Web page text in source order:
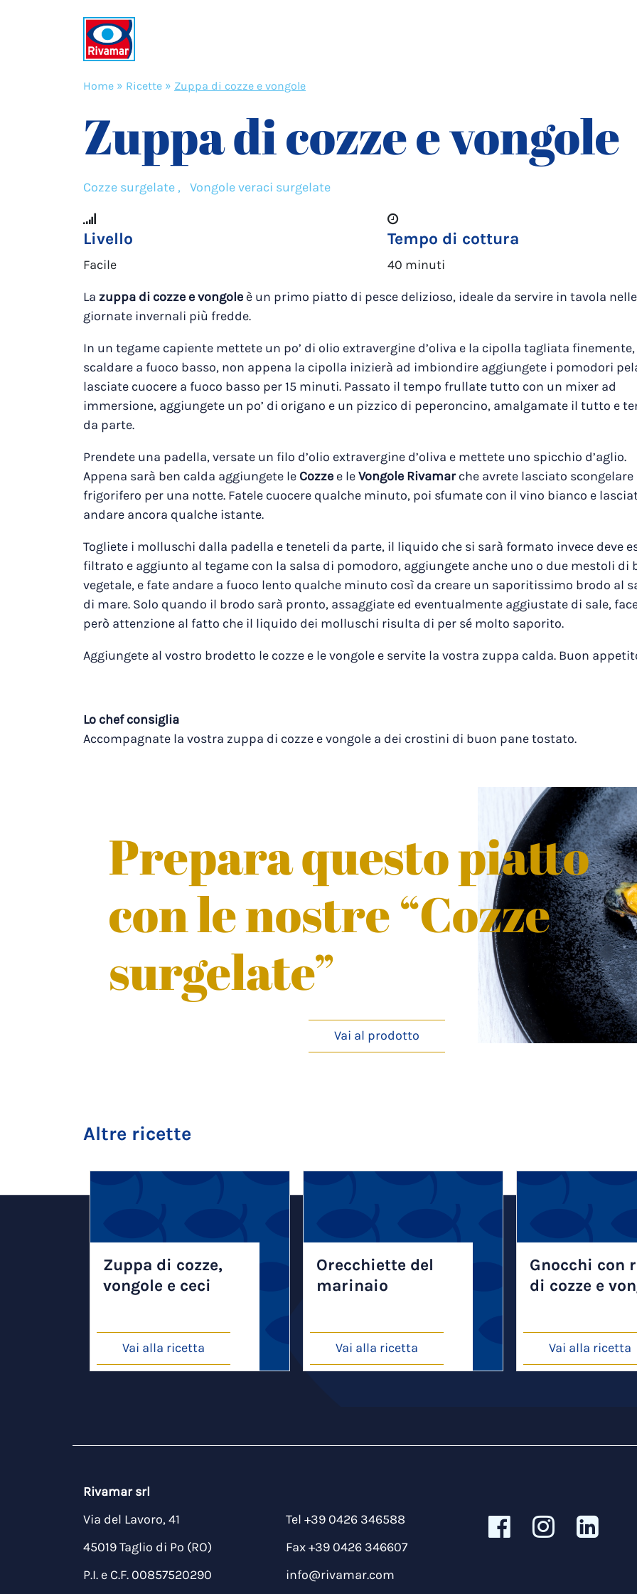
Home » Ricette » Zuppa di cozze e vongole
Zuppa di cozze e vongole
Cozze surgelate , Vongole veraci surgelate
Livello
Facile
Tempo di cottura
40 minuti
La zuppa di cozze e vongole è un primo piatto di pesce delizioso, ideale da servire in tavola nelle
giornate invernali più fredde.
In un tegame capiente mettete un po’ di olio extravergine d’oliva e la cipolla tagliata
scaldare a fuoco basso, non appena la cipolla inizierà ad imbiondire aggiungete i pomodori
lasciate cuocere a fuoco basso per 15 minuti. Passato il tempo frullate tutto con un mixer ad
immersione, aggiungete un po’ di origano e un pizzico di peperoncino, amalgamate il tutto e
da parte.
Prendete una padella, versate un filo d’olio extravergine d’oliva e mettete uno spicchio d’aglio.
Appena sarà ben calda aggiungete le Cozze e leVongole Rivamarche avrete lasciato scongelare
frigorifero per una notte. Fatele cuocere qualche minuto, poi sfumate con il vino bianco e
andare ancora qualche istante.
Togliete i molluschi dalla padella e teneteli da parte, il liquido che si sarà formato invece deve
filtrato e aggiunto al tegame con la salsa di pomodoro, aggiungete anche uno o due mestoli di
vegetale, e fate andare a fuoco lento qualche minuto così da creare un saporitissimo brodo al
di mare. Solo quando il brodo sarà pronto, assaggiate ed eventualmente aggiustate di sale,
però attenzione al fatto che il liquido dei molluschi risulta di per sé molto saporito.
Aggiungete al vostro brodetto le cozze e le vongole e servite la vostra zuppa calda. Buon
Lo chef consiglia
Accompagnate la vostra zuppa di cozze e vongole a dei crostini di buon pane tostato.
Prepara questo piatto
con le nostre “Cozze
surgelate”
Vai al prodotto
Altre ricette
Zuppa di cozze,
vongole e ceci
Vai alla ricetta
Orecchiette del
marinaio
Vai alla ricetta
Gnocchi con
di cozze e
Vai alla ricetta
Rivamar srl
Via del Lavoro, 41
45019 Taglio di Po (RO)
P.I. e C.F. 00857520290
Tel +39 0426 346588
Fax +39 0426 346607
info@rivamar.com